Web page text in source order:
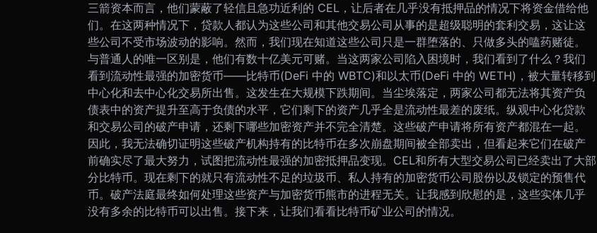
三箭资本而言，他们蒙蔽了轻信且急功近利的 CEL，让后者在几乎没有抵押品的情况下将资金借给他
们。在这两种情况下，贷款人都认为这些公司和其他交易公司从事的是超级聪明的套利交易，这让这
些公司不受市场波动的影响。然而，我们现在知道这些公司只是一群堕落的、只做多头的嗑药赌徒。
与普通人的唯一区别是，他们有数十亿美元可赌。 当这两家公司陷入困境时，我们看到了什么？我们
看到流动性最强的加密货币——比特币(DeFi 中的 WBTC)和以太币(DeFi 中的 WETH)，被大量转移到
中心化和去中心化交易所出售。这发生在大规模下跌期间。当尘埃落定，两家公司都无法将其资产负
债表中的资产提升至高于负债的水平，它们剩下的资产几乎全是流动性最差的废纸。纵观中心化贷款
和交易公司的破产申请，还剩下哪些加密资产并不完全清楚。这些破产申请将所有资产都混在一起。
因此，我无法确切证明这些破产机构持有的比特币在多次崩盘期间被全部卖出，但看起来它们在破产
前确实尽了最大努力，试图把流动性最强的加密抵押品变现。 CEL和所有大型交易公司已经卖出了大部
分比特币。现在剩下的就只有流动性不足的垃圾币、私人持有的加密货币公司股份以及锁定的预售代
币。破产法庭最终如何处理这些资产与加密货币熊市的进程无关。让我感到欣慰的是，这些实体几乎
没有多余的比特币可以出售。接下来，让我们看看比特币矿业公司的情况。